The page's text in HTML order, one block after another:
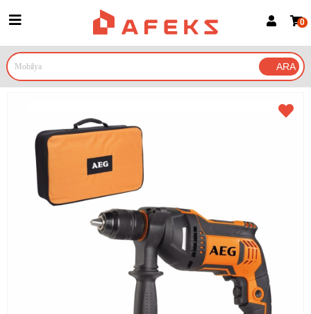
Google İle Bağlan
0